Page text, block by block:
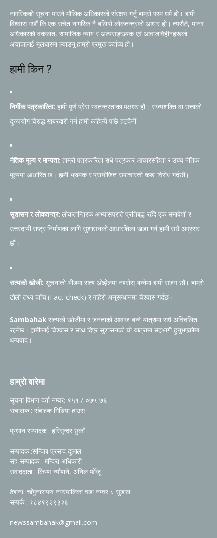
नागरिकको सूचना पाउने मौलिक अधिकारको संरक्षण गर्नु हाम्रो परम धर्म हो। हामी
विश्वास गर्छौं कि एक सचेत नागरिक नै बलियो लोकतन्त्रको आधार हो। त्यसैले, मानव
अधिकारको वकालत, सामाजिक न्याय र अल्पसङ्ख्यक एवं आवाजविहीनहरूको
आवाजलाई मूलधारमा ल्याउनु हाम्रो प्रमुख कर्तव्य हो।
हामी किन ?
निर्भीक पत्रकारिता: हामी पूर्ण प्रेस स्वतन्त्रताका पक्षधर हौं। राज्यशक्ति वा सत्ताको
दुरुपयोग विरुद्ध खबरदारी गर्न हामी कहिल्यै पछि हट्दैनौं।
नैतिक मूल्य र मान्यता: हाम्रो पत्रकारिता सधैं पत्रकार आचारसंहिता र उच्च नैतिक
मूल्यमा आधारित छ। हामी भ्रामक र प्रायोजित समाचारको कडा विरोध गर्दछौं।
सुशासन र लोकतन्त्र: लोकतान्त्रिक अभ्यासप्रति प्रतिबद्ध रहँदै एक समावेशी र
उत्तरदायी राष्ट्र निर्माणका लागि सुशासनको आधारशिला खडा गर्न हामी सधैं अग्रसर
छौं।
सत्यको खोजी: सूचनाको भीडमा सत्य ओझेलमा नपरोस् भन्नेमा हामी सजग छौं। हाम्रो
टोली तथ्य जाँच (Fact-check) र गहिरो अनुसन्धानमा विश्वास गर्दछ।
Sambahak सत्यको खोजीमा र जनताको आवाज बन्ने यात्रामा सधैं अविचलित
रहनेछ। हामीलाई विश्वास र साथ दिएर सुशासनको यो यात्रामा सहभागी हुनुभएकोमा
धन्यवाद।
हाम्रो बारेमा
सूचना विभाग दर्ता नम्वर: ९५१ / ०७५-७६
संचालक : संवाहक मिडिया हाउस
प्रधान सम्पादक: हरिसुन्दर छुकाँ
सम्पादक :सन्जिब प्रसाद दुलाल
सह-सम्पादक : मन्दिरा अधिकारी
संवाददाता : किरण न्यौपाने, अनिल फोँजू
ठेगाना: चाँगुनारायण नगरपालिका वडा नम्वर ८ सुडाल
सम्पर्क : ९८४९९२९३२६
newssambahak@gmail.com